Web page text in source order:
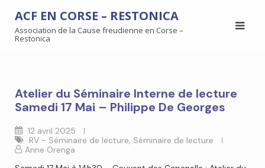
ACF EN CORSE – RESTONICA
Association de la Cause freudienne en Corse –
Restonica
Atelier du Séminaire Interne de lecture
Samedi 17 Mai – Philippe De Georges
12 avril 2025
RV - Séminaire de lecture, Séminaire de lecture
Anne Orenga